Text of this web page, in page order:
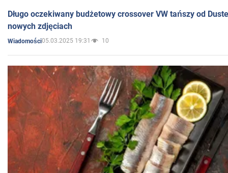
Długo oczekiwany budżetowy crossover VW tańszy od
nowych zdjęciach
Wiadomości05.03.2025 19:31 10